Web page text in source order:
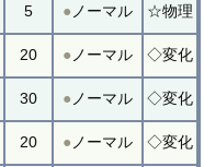
5 ● ノーマル ☆物理
20 ● ノーマル ◇変化
30 ● ノーマル ◇変化
20 ● ノーマル ◇変化